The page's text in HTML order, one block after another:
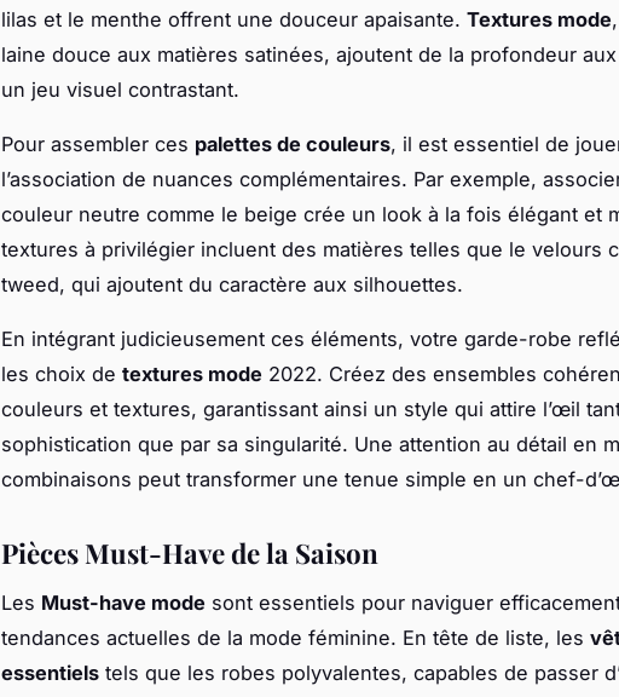
lilas et le menthe offrent une douceur apaisante. Textures mode
laine douce aux matières satinées, ajoutent de la profondeur
un jeu visuel contrastant.
Pour assembler ces palettes de couleurs, il est essentiel de
l’association de nuances complémentaires. Par exemple,
couleur neutre comme le beige crée un look à la fois élégant et
textures à privilégier incluent des matières telles que le velours
tweed, qui ajoutent du caractère aux silhouettes.
En intégrant judicieusement ces éléments, votre garde-robe
les choix de textures mode 2022. Créez des ensembles
couleurs et textures, garantissant ainsi un style qui attire l’œil
sophistication que par sa singularité. Une attention au détail en
combinaisons peut transformer une tenue simple en un chef-
Pièces Must-Have de la Saison
Les Must-have mode sont essentiels pour naviguer
tendances actuelles de la mode féminine. En tête de liste, les
essentiels tels que les robes polyvalentes, capables de passer